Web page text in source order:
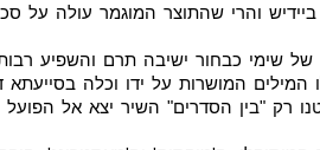
והרי שהתוצר המוגמר עולה על
של שימי כבחור ישיבה תרם והשפיע
המילים המושרות על ידו וכלה
רק "בין הסדרים" השיר יצא אל